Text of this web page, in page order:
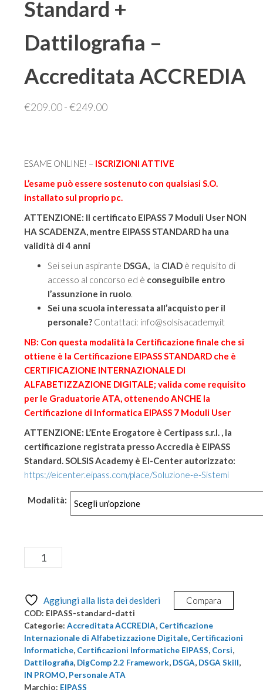
Standard +
Dattilografia –
Accreditata ACCREDIA
€209.00-€249.00Fascia
a
€249.00
ESAME ONLINE! – ISCRIZIONI ATTIVE
L’esame può essere sostenuto con qualsiasi S.O.
installato sul proprio pc.
ATTENZIONE: Il certificato EIPASS 7 Moduli User NON
HA SCADENZA, mentre EIPASS STANDARD ha una
validità di 4 anni
Sei sei un aspirante DSGA, la CIADè requisito di
accesso al concorso ed è conseguibile entro
l’assunzione in ruolo.
Sei una scuola interessata all’acquisto per il
personale?Contattaci: info@solsisacademy.it
NB: Con questa modalità la Certificazione finale che si
ottiene è la Certificazione EIPASS STANDARD che è
CERTIFICAZIONE INTERNAZIONALE DI
ALFABETIZZAZIONE DIGITALE; valida come requisito
per le Graduatorie ATA, ottenendo ANCHE la
Certificazione di Informatica EIPASS 7 Moduli User
ATTENZIONE: L’Ente Erogatore è Certipass s.r.l. , la
certificazione registrata presso Accredia è EIPASS
Standard. SOLSIS Academy è EI-Center autorizzato:
https://eicenter.eipass.com/place/Soluzione-e-Sistemi
Modalità:
Certificazione
EIPASS
+
Dattilografia
-
Accreditata
ACCREDIA
quantità
Aggiungi alla lista dei desideri Compara
COD: EIPASS-standard-datti
Categorie: Accreditata ACCREDIA, Certificazione
Internazionale di Alfabetizzazione Digitale, Certificazioni
Informatiche, Certificazioni Informatiche EIPASS, Corsi,
Dattilografia, DigComp 2.2 Framework, DSGA, DSGA Skill,
IN PROMO, Personale ATA
Marchio: EIPASS